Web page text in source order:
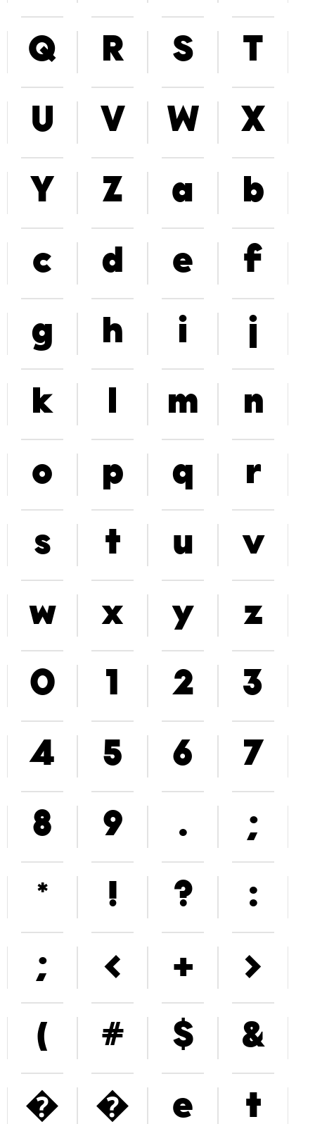
Q
R S
T
U
V W
X
Y
Z a
b
c
d e
f
g
h i
j
k
l m
n
o
p q
r
s
t u
v
w
x y
z
0
1 2
3
4
5 6
7
8
9 .
;
*
! ?
:
;
< +
>
(
# $
&
�
� e t